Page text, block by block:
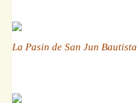
La Pasin de San Jun Bautista